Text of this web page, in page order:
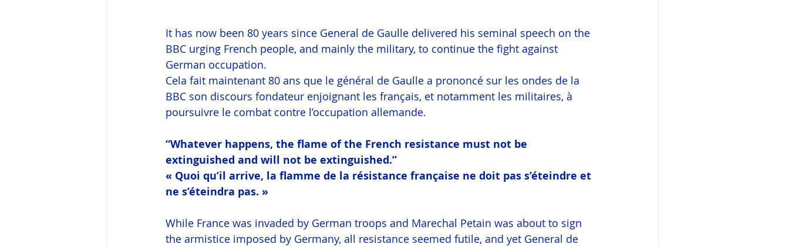
It has now been 80 years since General de Gaulle delivered his seminal speech on the
BBC urging French people, and mainly the military, to continue the fight against
German occupation.
Cela fait maintenant 80 ans que le général de Gaulle a prononcé sur les ondes de la
BBC son discours fondateur enjoignant les français, et notamment les militaires, à
poursuivre le combat contre l’occupation allemande.
“Whatever happens, the flame of the French resistance must not be
extinguished and will not be extinguished.”
« Quoi qu’il arrive, la flamme de la résistance française ne doit pas s’éteindre et
ne s’éteindra pas. »
While France was invaded by German troops and Marechal Petain was about to sign
the armistice imposed by Germany, all resistance seemed futile, and yet General de